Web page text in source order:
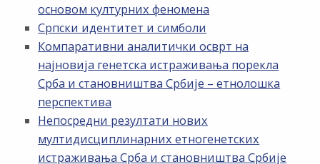
основом културних феномена
Српски идентитет и симболи
Компаративни аналитички осврт на
најновија генетска истраживања порекла
Срба и становништва Србије – етнолошка
перспектива
Непосредни резултати нових
мултидисциплинарних етногенетских
истраживања Срба и становништва Србије